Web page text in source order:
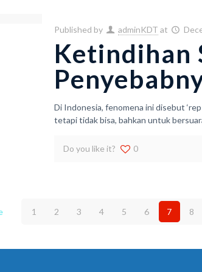
Published by adminKDT at
Ketindihan
Di Indonesia, fenomena ini disebut
tetapi tidak bisa, bahkan untuk
Do you like it? 0
1 2 3 4 5 6 7 8